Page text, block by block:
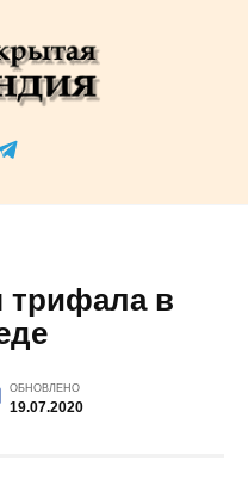
трифала в
ОБНОВЛЕНО
19.07.2020